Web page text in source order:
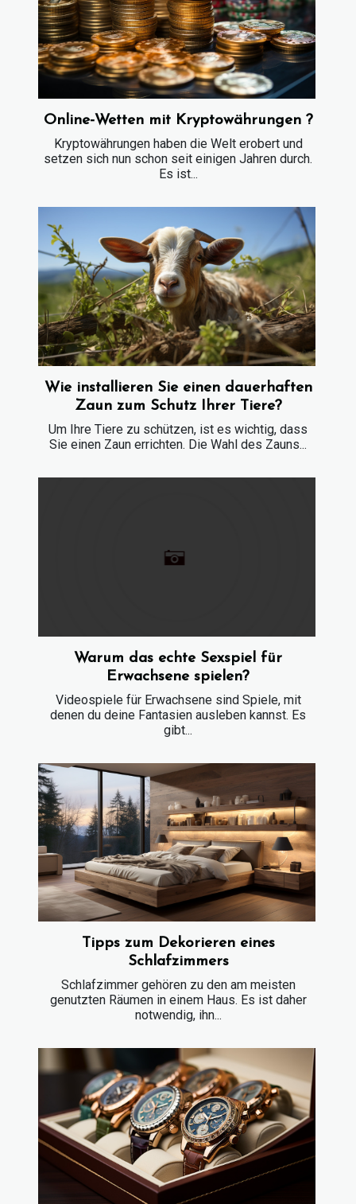
Online-Wetten mit Kryptowährungen ?
Kryptowährungen haben die Welt erobert und
setzen sich nun schon seit einigen Jahren durch.
Es ist...
Wie installieren Sie einen dauerhaften
Zaun zum Schutz Ihrer Tiere?
Um Ihre Tiere zu schützen, ist es wichtig, dass
Sie einen Zaun errichten. Die Wahl des Zauns...
Warum das echte Sexspiel für
Erwachsene spielen?
Videospiele für Erwachsene sind Spiele, mit
denen du deine Fantasien ausleben kannst. Es
gibt...
Tipps zum Dekorieren eines
Schlafzimmers
Schlafzimmer gehören zu den am meisten
genutzten Räumen in einem Haus. Es ist daher
notwendig, ihn...